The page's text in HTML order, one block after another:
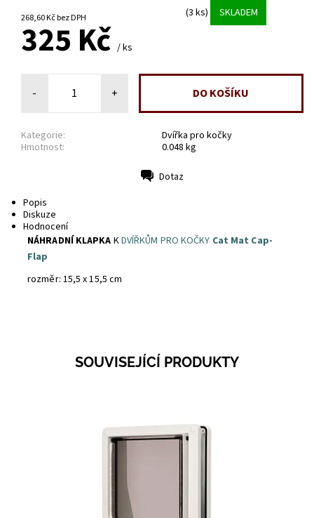
268,60 Kč bez DPH (3 ks) SKLADEM
325 Kč / ks
- +
Kategorie:
Dvířka pro kočky
Hmotnost:
0.048 kg
Dotaz
Popis
Diskuze
Hodnocení
NÁHRADNÍ KLAPKA KDVÍŘKŮM PRO KOČKY Cat Mat Cap-
Flap
rozměr: 15,5 x 15,5 cm
SOUVISEJÍCÍ PRODUKTY
Skladem 3
58505A